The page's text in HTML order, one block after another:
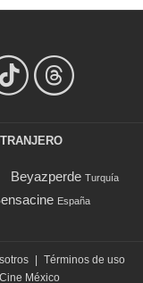
Beyazperde Turquía
España
Términos de uso
México